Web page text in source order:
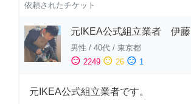
依頼されたチケット
元IKEA公式組立業者 伊藤
男性 / 40代 / 東京都
sentiment_satisfied 2249 sentiment_neutral 26 sentiment_dissatisfied 1
元IKEA公式組立業者です。